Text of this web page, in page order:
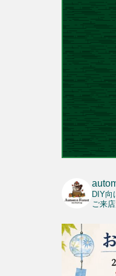
DIY向
ご来